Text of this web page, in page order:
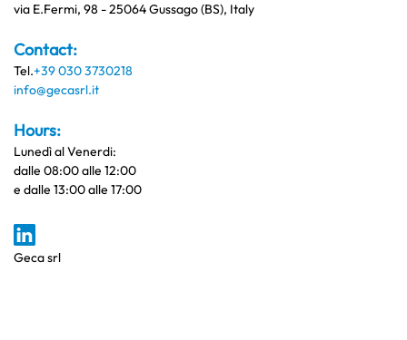
via E.Fermi, 98 - 25064 Gussago (BS), Italy
Contact:
Tel.+39 030 3730218
info@gecasrl.it
Hours:
Lunedì al Venerdi:
dalle 08:00 alle 12:00
e dalle 13:00 alle 17:00
Geca srl